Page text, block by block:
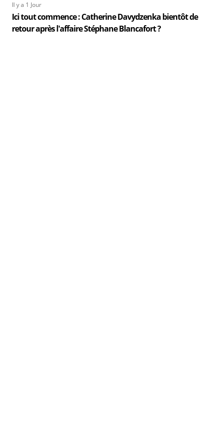
Il y a 1 Jour
Ici tout commence : Catherine Davydzenka bientôt de
retour après l'affaire Stéphane Blancafort ?